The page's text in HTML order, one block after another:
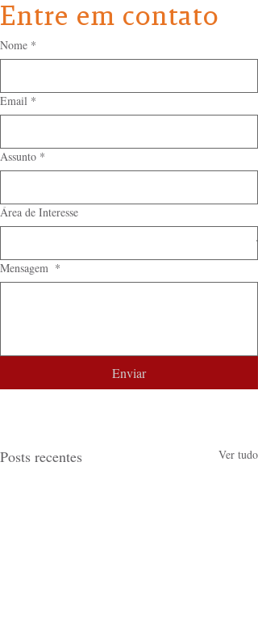
Entre em contato
Nome *
Email *
Assunto *
Área de Interesse
Mensagem *
Enviar
Posts recentes Ver tudo